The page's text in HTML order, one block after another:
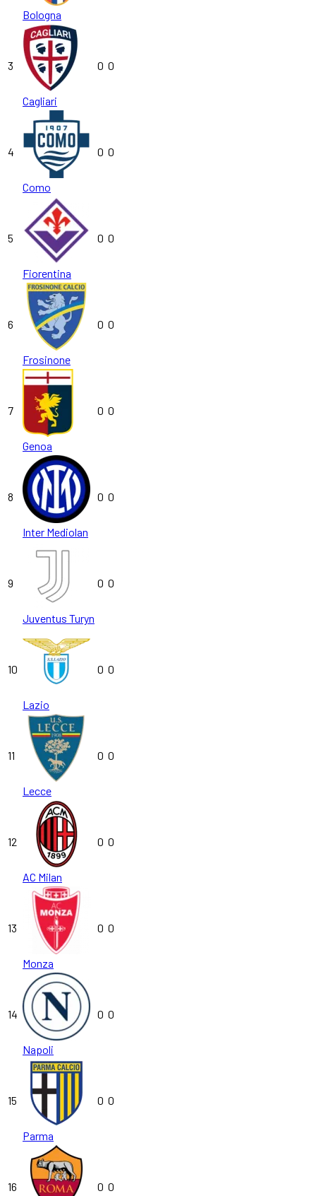
Bologna
3
Cagliari
0 0
4
Como
0 0
5
Fiorentina
0 0
6
Frosinone
0 0
7
Genoa
0 0
8
Inter Mediolan
0 0
9
Juventus Turyn
0 0
10
Lazio
0 0
11
Lecce
0 0
12
AC Milan
0 0
13
Monza
0 0
14
Napoli
0 0
15
Parma
0 0
16 0 0